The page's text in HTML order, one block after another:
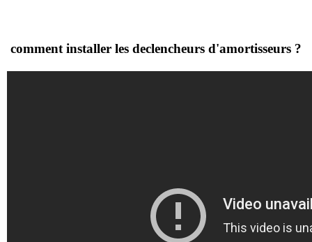
comment installer les declencheurs d'amortisseurs ?